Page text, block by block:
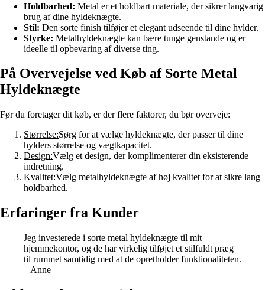
Holdbarhed: Metal er et holdbart materiale, der sikrer langvarig
brug af dine hyldeknægte.
Stil: Den sorte finish tilføjer et elegant udseende til dine hylder.
Styrke: Metalhyldeknægte kan bære tunge genstande og er
ideelle til opbevaring af diverse ting.
På Overvejelse ved Køb af Sorte Metal
Hyldeknægte
Før du foretager dit køb, er der flere faktorer, du bør overveje:
Størrelse:Sørg for at vælge hyldeknægte, der passer til dine
hylders størrelse og vægtkapacitet.
Design:Vælg et design, der komplimenterer din eksisterende
indretning.
Kvalitet:Vælg metalhyldeknægte af høj kvalitet for at sikre lang
holdbarhed.
Erfaringer fra Kunder
Jeg investerede i sorte metal hyldeknægte til mit
hjemmekontor, og de har virkelig tilføjet et stilfuldt præg
til rummet samtidig med at de opretholder funktionaliteten.
– Anne